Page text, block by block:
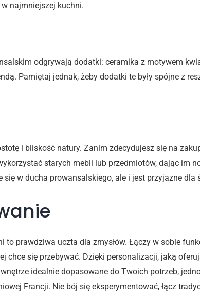
najmniejszej kuchni.
odgrywają dodatki: ceramika z motywem
Pamiętaj jednak, żeby dodatki te były spójne z
i bliskość natury. Zanim zdecydujesz się na
starych mebli lub przedmiotów, dając im
się w ducha prowansalskiego, ale i jest przyjazne dla
to prawdziwa uczta dla zmysłów. Łączy w sobie
chce się przebywać. Dzięki personalizacji, jaką
idealnie dopasowane do Twoich potrzeb,
Francji. Nie bój się eksperymentować, łącz